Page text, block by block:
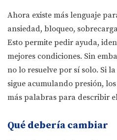
Ahora existe más lenguaje
ansiedad, bloqueo,
Esto permite pedir ayuda,
mejores condiciones. Sin
no lo resuelve por sí solo. Si
sigue acumulando presión,
más palabras para describir
Qué debería cambiar